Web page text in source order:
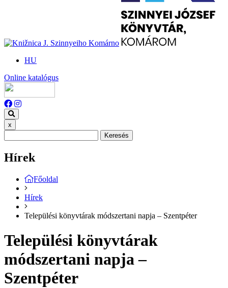
HU
Online katalógus
x
Keresés
Hírek
Főoldal
Hírek
Települési könyvtárak módszertani napja – Szentpéter
Települési könyvtárak
módszertani napja –
Szentpéter